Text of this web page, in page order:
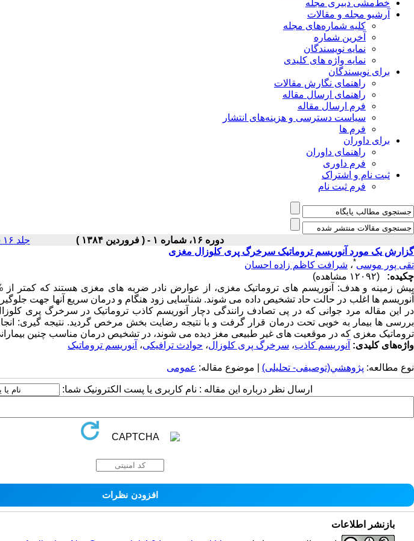
خط‌مشی دبیری مجله
آرشیو مجله و مقالات
کلیه شماره‌های مجله
آخرین شماره
نمایه نویسندگان
نمایه واژه های کلیدی
برای نویسندگان
راهنمای نگارش مقالات
راهنمای ارسال مقاله
فرم ارسال مقاله
سیاست دسترسی و هزینه‌های انتشار
فرم ها
برای داوران
راهنمای داوران
فرم داوری
ثبت نام و اشتراک
فرم ثبت نام
دوره ۱۶، شماره ۱ - ( فروردين ۱۳۸۴ ) جلد ۱۶ شماره ۱ صفحات ۱۵-۹
گزارش یک مورد آنوریسم تروماتیک سرخرگ پری کلوزال مغزی
تقی پور موسی*، شرافت کاظم زاده احسان
چکیده:
(۱۲۰۹۲ مشاهده)
آنوریسم ها اغلب در حالت حاد تشخیص داده می شوند. شناسایی زود هنگام و درمان سریع آنها جهت
در این مقاله مرد جوانی که در پی تصادف رانندگی دچار آنوریسم کاذب تروماتیک در سرخرگ پری
بررسی ها بیمار به خوبی تحت درمان قرار گرفت و با نتیجه رضایت بخش مرخص گردید. نتیجه گیری:
تروماتیک مغزی که در موقعیت های غیر طبیعی مغز دیده می شوند، در تشخیص درمان مناسب چنین
واژه‌های کلیدی: آنوریسم کاذب، سرخرگ پری کلوزال، حوادث ترافیکی، آنوریسم تروماتیک
نوع مطالعه: پژوهشي(توصیفی- تحلیلی) | موضوع مقاله: عمومى
ارسال نظر درباره این مقاله : نام کاربری یا پست الکترونیک شما:
بازنشر اطلاعات